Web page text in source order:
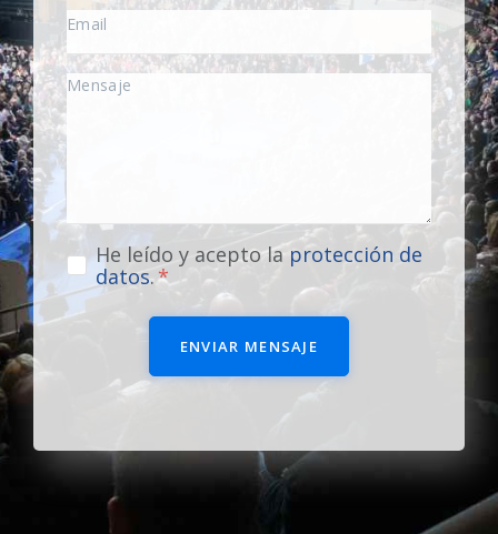
He leído y acepto laprotección de
datos.
ENVIAR MENSAJE